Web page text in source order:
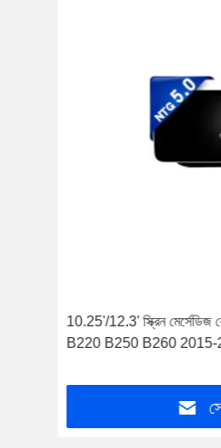
10.25'/12.3' স্ক্রিন
B220 B250 B260 2015-